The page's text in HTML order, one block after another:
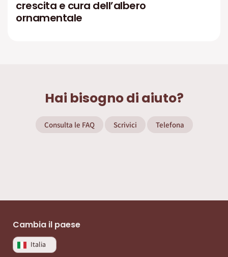
crescita e cura dell’albero
ornamentale
Hai bisogno di aiuto?
Consulta le FAQ Scrivici Telefona
Cambia il paese
Italia